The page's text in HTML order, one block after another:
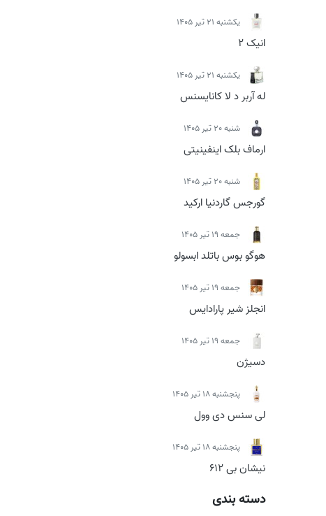
يكشنبه 21 تیر 1405
انیک 2
يكشنبه 21 تیر 1405
له آربر د لا کانایسنس
شنبه 20 تیر 1405
ارماف بلک اینفینیتی
شنبه 20 تیر 1405
گورجس گاردنیا ارکید
جمعه 19 تیر 1405
هوگو بوس باتلد ابسولو
جمعه 19 تیر 1405
انجلز شیر پارادایس
جمعه 19 تیر 1405
دسیژن
پنجشنبه 18 تیر 1405
لی سنس دی وول
پنجشنبه 18 تیر 1405
نیشان بی 612
دسته بندی